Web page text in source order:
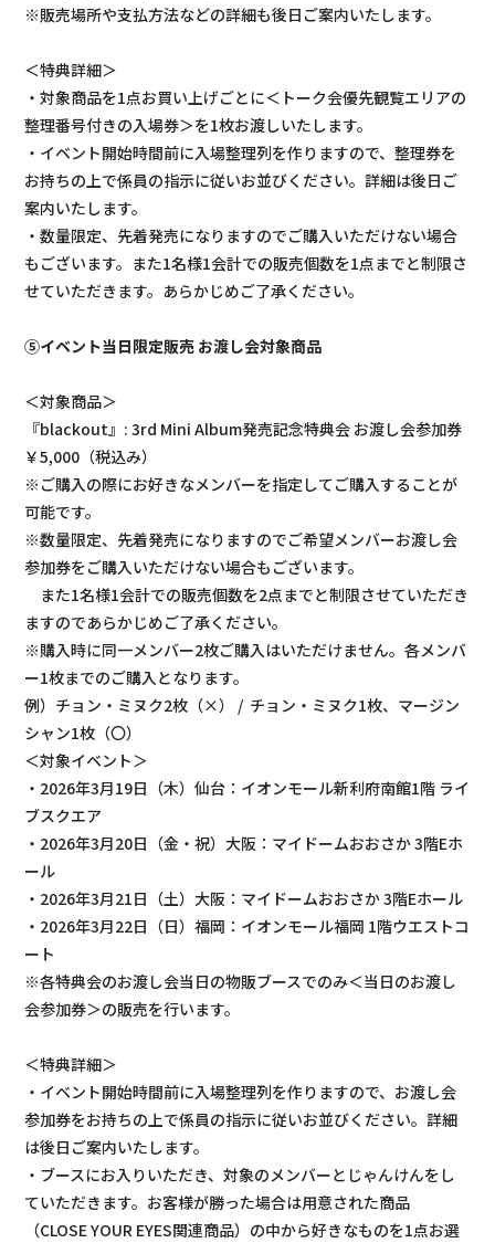
※販売場所や支払方法などの詳細も後日ご案内いたします。
＜特典詳細＞
・対象商品を1点お買い上げごとに＜トーク会優先観覧エリアの
整理番号付きの入場券＞を1枚お渡しいたします。
・イベント開始時間前に入場整理列を作りますので、整理券を
お持ちの上で係員の指示に従いお並びください。詳細は後日ご
案内いたします。
・数量限定、先着発売になりますのでご購入いただけない場合
もございます。また1名様1会計での販売個数を1点までと制限さ
せていただきます。あらかじめご了承ください。
⑤イベント当日限定販売 お渡し会対象商品
＜対象商品＞
『blackout』: 3rd Mini Album発売記念特典会 お渡し会参加券
￥5,000（税込み）
※ご購入の際にお好きなメンバーを指定してご購入することが
可能です。
※数量限定、先着発売になりますのでご希望メンバーお渡し会
参加券をご購入いただけない場合もございます。
また1名様1会計での販売個数を2点までと制限させていただき
ますのであらかじめご了承ください。
※購入時に同一メンバー2枚ご購入はいただけません。各メンバ
ー1枚までのご購入となります。
例）チョン・ミヌク2枚（×） / チョン・ミヌク1枚、マージン
シャン1枚（〇）
＜対象イベント＞
・2026年3月19日（木）仙台：イオンモール新利府南館1階 ライ
ブスクエア
・2026年3月20日（金・祝）大阪：マイドームおおさか 3階Eホ
ール
・2026年3月21日（土）大阪：マイドームおおさか 3階Eホール
・2026年3月22日（日）福岡：イオンモール福岡 1階ウエストコ
ート
※各特典会のお渡し会当日の物販ブースでのみ＜当日のお渡し
会参加券＞の販売を行います。
＜特典詳細＞
・イベント開始時間前に入場整理列を作りますので、お渡し会
参加券をお持ちの上で係員の指示に従いお並びください。詳細
は後日ご案内いたします。
・ブースにお入りいただき、対象のメンバーとじゃんけんをし
ていただきます。お客様が勝った場合は用意された商品
（CLOSE YOUR EYES関連商品）の中から好きなものを1点お選